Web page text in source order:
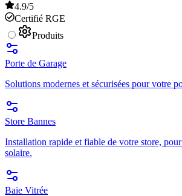
4.9/5
Certifié RGE
Produits
Porte de Garage
Solutions modernes et sécurisées pour votre
Store Bannes
Installation rapide et fiable de votre store,
solaire.
Baie Vitrée